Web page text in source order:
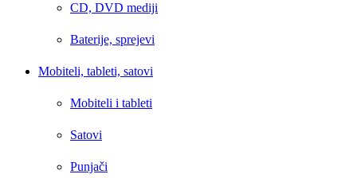
CD, DVD mediji
Baterije, sprejevi
Mobiteli, tableti, satovi
Mobiteli i tableti
Satovi
Punjači